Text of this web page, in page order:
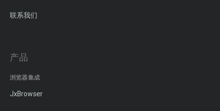
联系我们
产品
浏览器集成
JxBrowser